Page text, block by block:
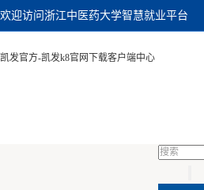
浙江中医药大学2024届毕业生春季招聘会（医疗
欢迎访问浙江中医药大学智慧就业平台
凯发官方-凯发k8官网下载客户端中心